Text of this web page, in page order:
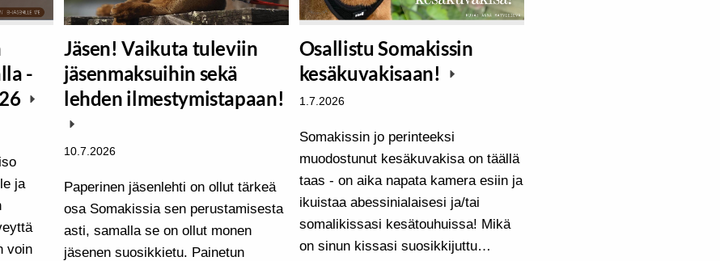
-
ja
voin
Jäsen! Vaikuta tuleviin
jäsenmaksuihin sekä
lehden ilmestymistapaan!
10.7.2026
Paperinen jäsenlehti on ollut tärkeä
osa Somakissia sen perustamisesta
asti, samalla se on ollut monen
jäsenen suosikkietu. Painetun
Osallistu Somakissin
kesäkuvakisaan!
1.7.2026
Somakissin jo perinteeksi
muodostunut kesäkuvakisa on täällä
taas - on aika napata kamera esiin ja
ikuistaa abessinialaisesi ja/tai
somalikissasi kesätouhuissa! Mikä
on sinun kissasi suosikkijuttu…